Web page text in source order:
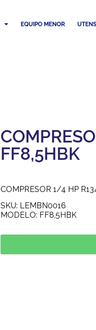
EQUIPO MENOR
FF8,5HBK
COMPRESOR 1/4 HP
SKU: LEMBN0016
MODELO: FF8,5HBK